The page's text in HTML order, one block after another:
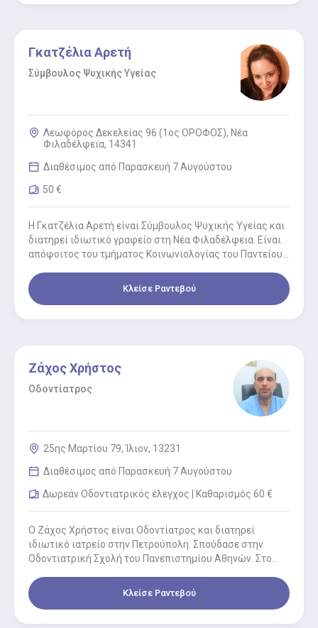
Γκατζέλια Αρετή
Σύμβουλος Ψυχικής Υγείας
Λεωφόρος Δεκελείας 96 (1ος ΟΡΟΦΟΣ), Νέα
Φιλαδέλφεια, 14341
Διαθέσιμος από Παρασκευή 7 Αυγούστου
50 €
Η Γκατζέλια Αρετή είναι Σύμβουλος Ψυχικής Υγείας και
διατηρεί ιδιωτικό γραφείο στη Νέα Φιλαδέλφεια. Είναι
απόφοιτος του τμήματος Κοινωνιολογίας του Παντείου
Κλείσε Ραντεβού
Ζάχος Χρήστος
Οδοντίατρος
25ης Μαρτίου 79, Ίλιον, 13231
Διαθέσιμος από Παρασκευή 7 Αυγούστου
Δωρεάν Οδοντιατρικός έλεγχος | Καθαρισμός 60 €
Ο Ζάχος Χρήστος είναι Οδοντίατρος και διατηρεί
ιδιωτικό ιατρείο στην Πετρούπολη. Σπούδασε στην
Οδοντιατρική Σχολή του Πανεπιστημίου Αθηνών. Στο
Κλείσε Ραντεβού